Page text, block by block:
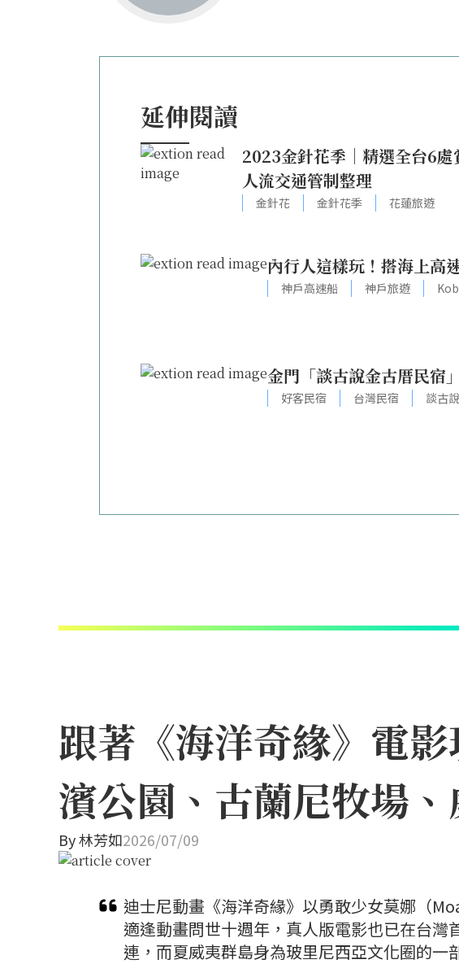
延伸閱讀
2023金針花季｜精選全台6
人流交通管制整理
金針花 金針花季 花蓮旅遊
內行人這樣玩！搭海上
神戶高速船 神戶旅遊
金門「談古說金古厝民宿
好客民宿 台灣民宿 談古
跟著《海洋奇緣》電
濱公園、古蘭尼牧場
By林芳如2026/07/09
迪士尼動畫《海洋奇緣》以勇敢少女莫娜（
適逢動畫問世十週年，真人版電影也已在台
連，而夏威夷群島身為玻里尼西亞文化圈的一